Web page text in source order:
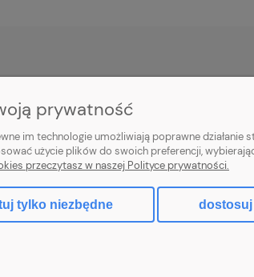
Ustawienia konta
Przechowalnia
prywatność
im technologie umożliwiają poprawne
użycie plików do swoich preferencji,
przeczytasz w naszej Polityce prywatności.
tylko niezbędne